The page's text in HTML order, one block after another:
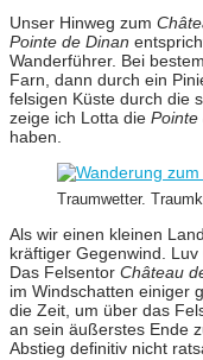
Unser Hinweg zum
Pointe de Dinan
Wanderführer. Bei
Farn, dann durch ein
felsigen Küste durch die
zeige ich Lotta die Pointe
haben.
Traumwetter.
Als wir einen kleinen
kräftiger Gegenwind.
Das Felsentor Château
im Windschatten einiger
die Zeit, um über das
an sein äußerstes Ende
Abstieg definitiv nicht